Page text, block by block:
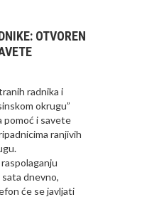
OTVOREN
radnika i
okrugu”
pomoć i savete
ranjivih
dnevno,
će se javljati